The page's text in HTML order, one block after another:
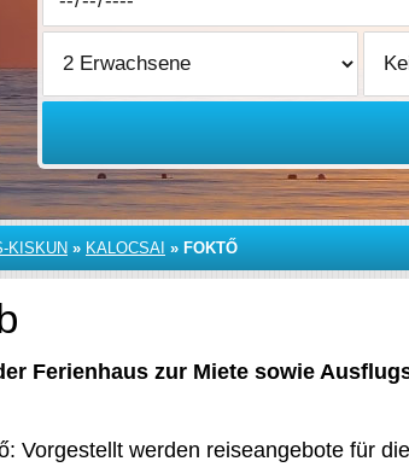
KISKUN » KALOCSAI » FOKTŐ
Ferienhaus zur Miete sowie
Vorgestellt werden reiseangebote für